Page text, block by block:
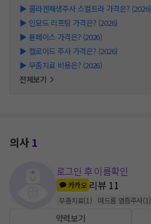
▶ 콜라겐재생주사 스컬트라 가격은? (2026)
▶ 인모드 리프팅 가격은? (2026)
▶ 튠페이스 가격은? (2026)
▶ 켈로이드 주사 가격은? (2026)
▶ 무좀치료 비용은? (2026)
전체보기
의사1
로그인 후 이름확인
카카오 리뷰 11
무좀치료(1 ) 여드름 염증주사(1)
약력보기